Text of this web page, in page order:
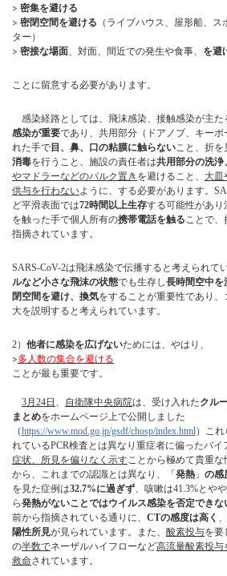
密集を避ける
密閉空間を避ける （ライブハウス、屋形船、
ター）
密接な場面、対面、間近での発生や食事、 を避
ことに留意する必要があります。
感染経路としては、飛沫感染、接触感染が主た
感染が重要であり、共用部分（ドアノブ、キー
れた手で 目、鼻、口の粘膜に触らないこと、折を
消毒を行うこと、施設の責任者は共用部分の洗浄
やマドラーなどのバルク置き を避けること、 大皿
供与を行わないように、する必要があります。
ど平滑表面では72時間以上生存する可能性があ
を触った手で個人所有の携帯電話を触ることで、
指摘されています。
SARS-CoV-2は飛沫感染で伝播すると考えられて
ルなど小さな飛沫の状態でも生存し長時間空中を
閉空間を避け、換気をすることが重要性であり
大を説明すると考えられています。
2） 他者に感染を広げないためには、やはり、
多人数の集合を避ける
ことが最も重要です。
3月24日 、 自衛隊中央病院は、受け入れたクル
まとめをホームページ上で公開しました
（https://www.mod.go.jp/gsdf/chosp/index.html）こ
れているPCR検査とは異なり重症者に偏ったバイ
症状、所見を偏りなく示すことから極めて貴重
から、これまでの認識とは異なり、「 発熱 」 の感
を見た症例は32.7%に過ぎず、咳嗽は41.3%とや
ら発熱がないことではウイルス感染を否定できな
前から指摘されている通りに、 CTの感度は高く
陽性所見が見られています。また、 酸素投与を要
の半数でネーザルハイフローなど高流量酸素投与
救命されています。